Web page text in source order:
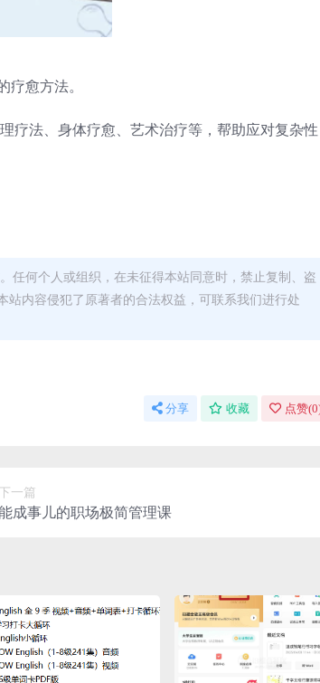
愈方法。
疗法、身体疗愈、艺术治疗等，帮助应对复杂性
任何个人或组织，在未征得本站同意时，禁止复制、盗
内容侵犯了原著者的合法权益，可联系我们进行处
分享 收藏 点赞(0
下一篇
成事儿的职场极简管理课